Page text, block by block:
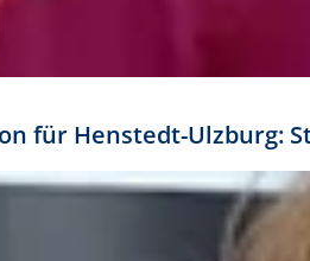
für Henstedt-Ulzburg: